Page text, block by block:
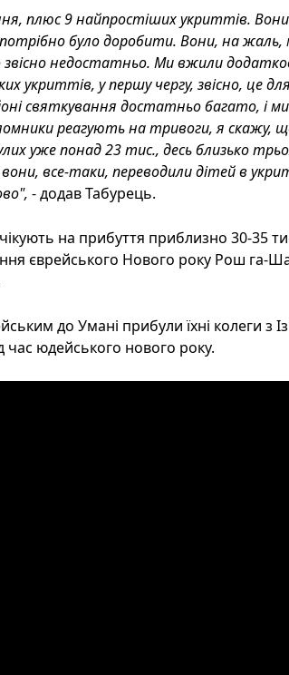
плюс 9 найпростіших укриттів. Вони
було доробити. Вони, на
недостатньо. Ми вжили
укриттів, у першу чергу, звісно, це
святкування достатньо багато, і
реагують на тривоги, я скажу,
уже понад 23 тис., десь близько
все-таки, переводили дітей в
- додав Табурець.
на прибуття приблизно 30-35
єврейського Нового року Рош га-
до Умані прибули їхні колеги з
час юдейського нового року.